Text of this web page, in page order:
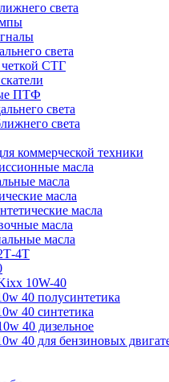
света
света
СТГ
ПТФ
света
света
коммерческой техники
масла
масла
масла
масла
масла
масла
4Т
10W-40
40 полусинтетика
40 синтетика
40 дизельное
40 для бензиновых